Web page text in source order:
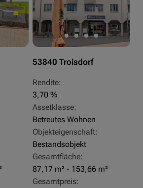
53840 Troisdorf
Rendite:
3,70 %
Assetklasse:
Betreutes Wohnen
Objekteigenschaft:
Bestandsobjekt
Gesamtfläche:
87,17 m² - 153,66 m²
Gesamtpreis: